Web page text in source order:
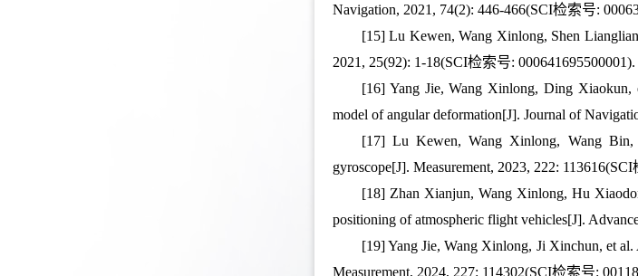
Navigation, 2021, 74(2): 446-466(SCI检索号:
[15] Lu Kewen, Wang Xinlong, Shen
2021, 25(92): 1-18(SCI检索号: 000641695500001).
[16] Yang Jie, Wang Xinlong, Ding Xiaokun,
model of angular deformation[J]. Journal of
[17] Lu Kewen, Wang Xinlong, Wang Bin,
gyroscope[J]. Measurement, 2023, 222:
[18] Zhan Xianjun, Wang Xinlong, Hu
positioning of atmospheric flight vehicles[J].
[19] Yang Jie, Wang Xinlong, Ji Xinchun, et
Measurement, 2024, 227: 114302(SCI检索号: